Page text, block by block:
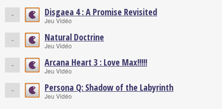
- Disgaea 4 : A Promise Revisited
Jeu Vidéo
- Natural Doctrine
Jeu Vidéo
- Arcana Heart 3 : Love Max!!!!!
Jeu Vidéo
- Persona Q: Shadow of the Labyrinth
Jeu Vidéo